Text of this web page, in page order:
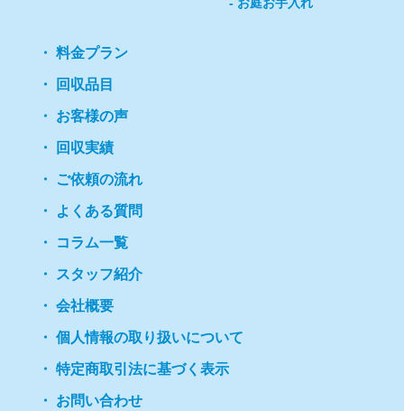
料金プラン
回収品目
お客様の声
回収実績
ご依頼の流れ
よくある質問
コラム一覧
スタッフ紹介
会社概要
個人情報の取り扱いについて
特定商取引法に基づく表示
お問い合わせ